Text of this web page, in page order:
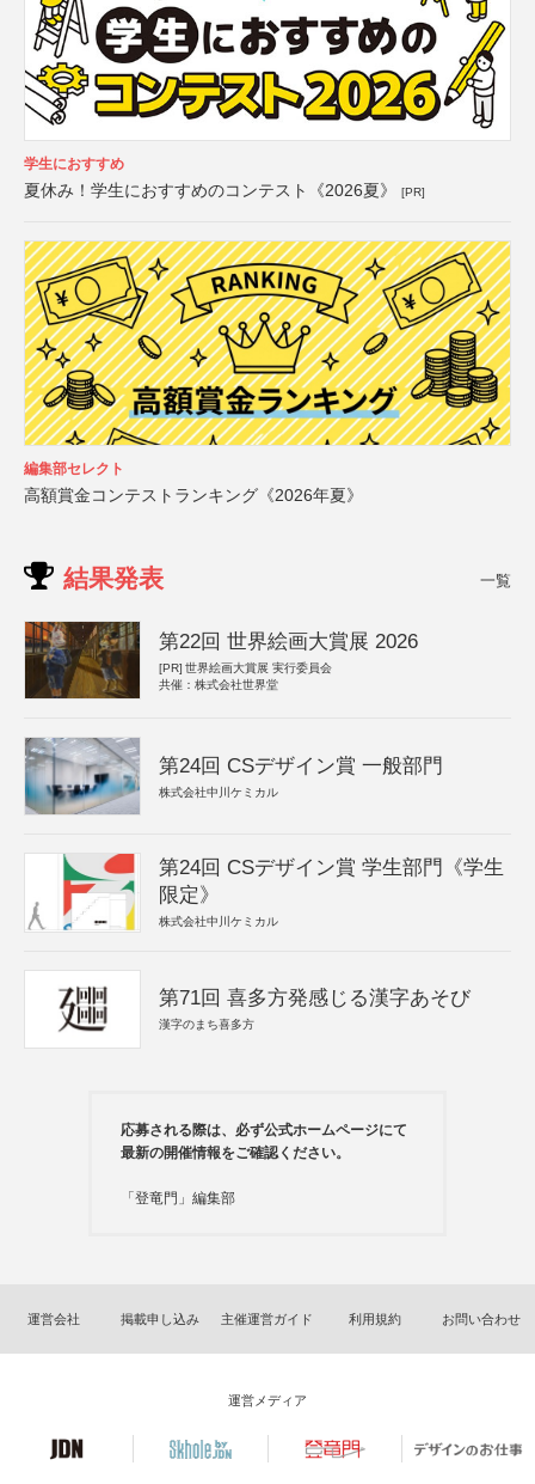
学生におすすめ
夏休み！学生におすすめのコンテスト《2026夏》 [PR]
編集部セレクト
高額賞金コンテストランキング《2026年夏》
結果発表 一覧
第22回 世界絵画大賞展 2026
[PR] 世界絵画大賞展 実行委員会
共催：株式会社世界堂
第24回 CSデザイン賞 一般部門
株式会社中川ケミカル
第24回 CSデザイン賞 学生部門《学生
限定》
株式会社中川ケミカル
第71回 喜多方発感じる漢字あそび
漢字のまち喜多方
応募される際は、必ず公式ホームページにて
最新の開催情報をご確認ください。
「登竜門」編集部
運営会社 掲載申し込み 主催運営ガイド 利用規約 お問い合わせ
運営メディア